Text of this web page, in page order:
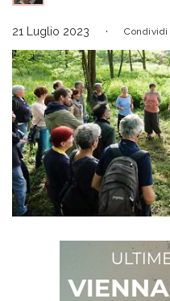
21 Luglio 2023 Condividi